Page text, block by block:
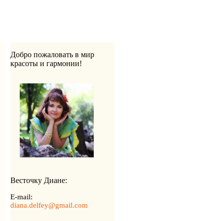
Добро пожаловать в мир
красоты и гармонии!
Весточку Диане:
E-mail:
diana.delfey@gmail.com